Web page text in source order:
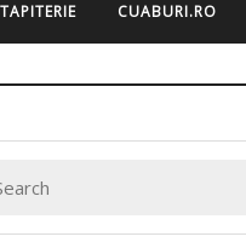
CUABURI.RO